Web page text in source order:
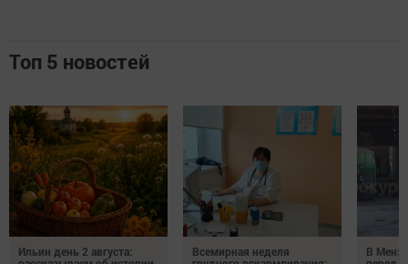
Топ 5 новостей
Ильин день 2 августа:
Всемирная неделя
В